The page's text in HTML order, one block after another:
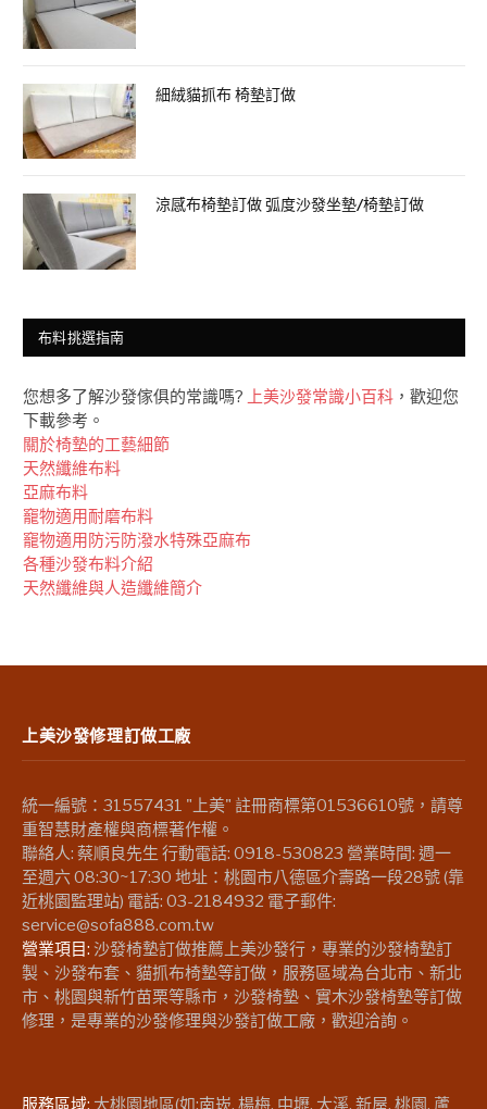
細絨貓抓布 椅墊訂做
涼感布椅墊訂做 弧度沙發坐墊/椅墊訂做
布料挑選指南
您想多了解沙發傢俱的常識嗎? 上美沙發常識小百科 ，歡迎您
下載參考。
關於椅墊的工藝細節
天然纖維布料
亞麻布料
竉物適用耐磨布料
竉物適用防污防潑水特殊亞麻布
各種沙發布料介紹
天然纖維與人造纖維簡介
上美沙發修理訂做工廠
統一編號：31557431 "上美" 註冊商標第01536610號，請尊
重智慧財產權與商標著作權。
聯絡人: 蔡順良先生 行動電話: 0918-530823 營業時間: 週一
至週六 08:30~17:30 地址：桃園市八德區介壽路一段28號 (靠
近桃園監理站) 電話: 03-2184932 電子郵件:
service@sofa888.com.tw
營業項目: 沙發椅墊訂做推薦上美沙發行，專業的沙發椅墊訂
製、沙發布套、貓抓布椅墊等訂做，服務區域為台北市、新北
市、桃園與新竹苗栗等縣市，沙發椅墊、實木沙發椅墊等訂做
修理，是專業的沙發修理與沙發訂做工廠，歡迎洽詢。
服務區域: 大桃園地區(如:南崁, 楊梅, 中壢, 大溪, 新屋, 桃園, 蘆